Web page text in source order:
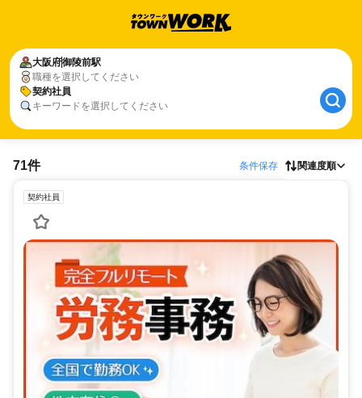
大阪府御陵前駅
職種を選択してください
契約社員
キーワードを選択してください
71件 条件保存 関連度順
契約社員